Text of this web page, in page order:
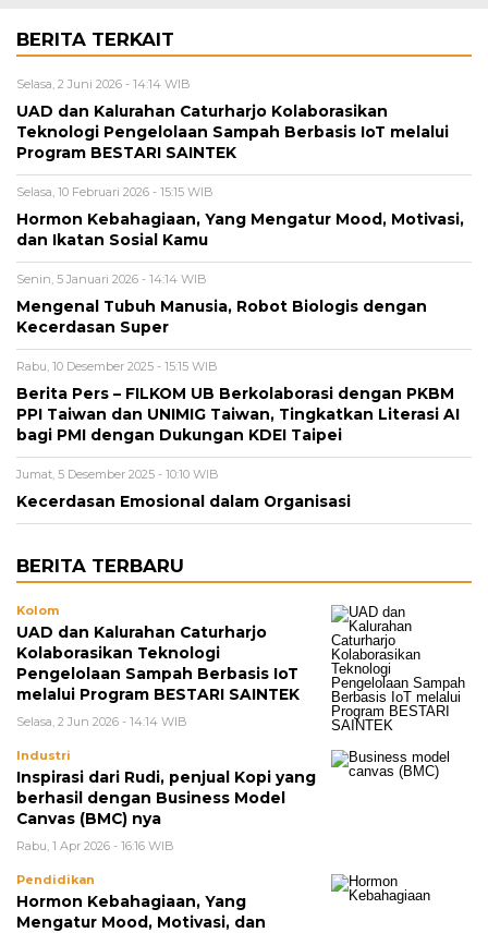
BERITA TERKAIT
Selasa, 2 Juni 2026 - 14:14 WIB
UAD dan Kalurahan Caturharjo Kolaborasikan
Teknologi Pengelolaan Sampah Berbasis IoT melalui
Program BESTARI SAINTEK
Selasa, 10 Februari 2026 - 15:15 WIB
Hormon Kebahagiaan, Yang Mengatur Mood, Motivasi,
dan Ikatan Sosial Kamu
Senin, 5 Januari 2026 - 14:14 WIB
Mengenal Tubuh Manusia, Robot Biologis dengan
Kecerdasan Super
Rabu, 10 Desember 2025 - 15:15 WIB
Berita Pers – FILKOM UB Berkolaborasi dengan PKBM
PPI Taiwan dan UNIMIG Taiwan, Tingkatkan Literasi AI
bagi PMI dengan Dukungan KDEI Taipei
Jumat, 5 Desember 2025 - 10:10 WIB
Kecerdasan Emosional dalam Organisasi
BERITA TERBARU
Kolom
UAD dan Kalurahan Caturharjo
Kolaborasikan Teknologi
Pengelolaan Sampah Berbasis IoT
melalui Program BESTARI SAINTEK
Selasa, 2 Jun 2026 - 14:14 WIB
Industri
Inspirasi dari Rudi, penjual Kopi yang
berhasil dengan Business Model
Canvas (BMC) nya
Rabu, 1 Apr 2026 - 16:16 WIB
Pendidikan
Hormon Kebahagiaan, Yang
Mengatur Mood, Motivasi, dan